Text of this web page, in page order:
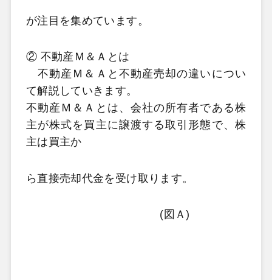
が注目を集めています。
② 不動産Ｍ＆Ａとは
不動産Ｍ＆Ａと不動産売却の違いについ
て解説していきます。
不動産Ｍ＆Ａとは、会社の所有者である株
主が株式を買主に譲渡する取引形態で、株
主は買主か
ら直接売却代金を受け取ります。
(図Ａ)